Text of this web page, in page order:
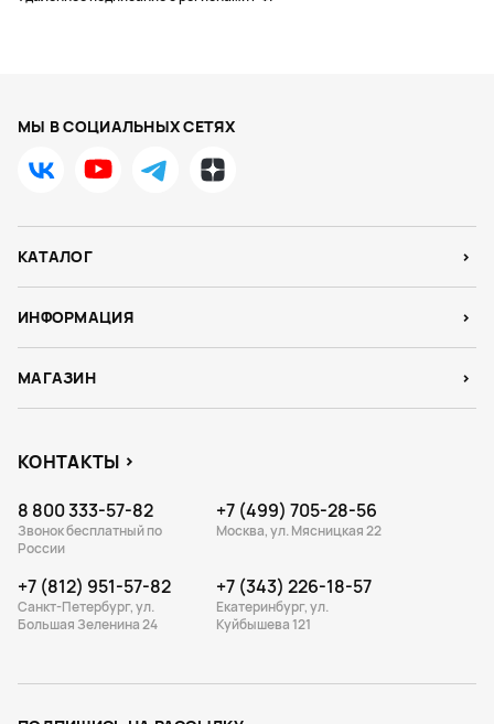
Автоматическая цель
Функция TrueUp™
Стресс и восстановление
Время восстановления
Время восстановления в зависимости от тренировок
аксессуаром
Измерение пульса на запястье
VO2 max
Совместимость с датчиками: HRM-Tri, HRM-Swim, HRM-
Pro или HRM-Pro Plus
вращения педалей
МЫ В СОЦИАЛЬНЫХ СЕТЯХ
КАТАЛОГ
ИНФОРМАЦИЯ
МАГАЗИН
КОНТАКТЫ
8 800 333-57-82
Звонок бесплатный по
России
+7 (499) 705-28-56
Москва, ул. Мясницкая 22
+7 (812) 951-57-82
Санкт-Петербург, ул.
Большая Зеленина 24
+7 (343) 226-18-57
Екатеринбург, ул.
Куйбышева 121